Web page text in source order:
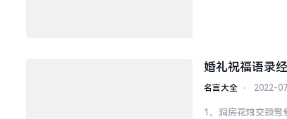
婚礼祝福语录
名言大全 ⋅ 2022-
1、洞房花烛交颈